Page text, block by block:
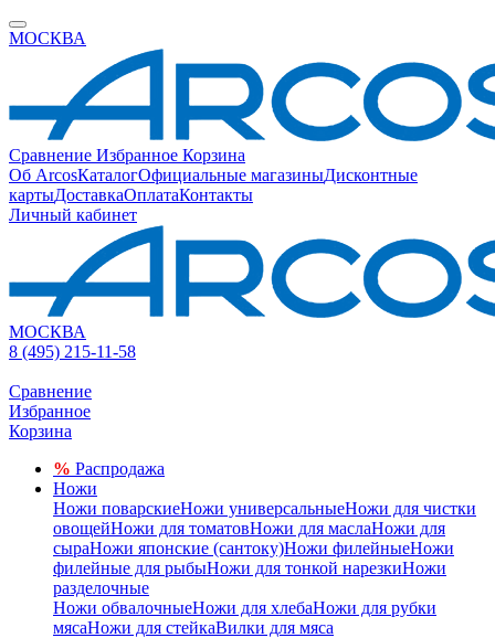
МОСКВА
Сравнение Избранное Корзина
Об ArcosКаталогОфициальные магазиныДисконтные
картыДоставкаОплатаКонтакты
Личный кабинет
МОСКВА
8 (495) 215-11-58
Сравнение
Избранное
Корзина
% Распродажа
Ножи
Ножи поварскиеНожи универсальныеНожи для чистки
овощейНожи для томатовНожи для маслаНожи для
сыраНожи японские (сантоку)Ножи филейныеНожи
филейные для рыбыНожи для тонкой нарезкиНожи
разделочные
Ножи обвалочныеНожи для хлебаНожи для рубки
мясаНожи для стейкаВилки для мяса